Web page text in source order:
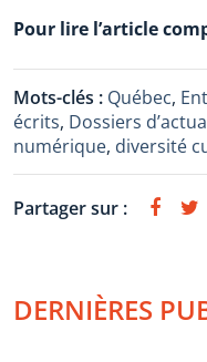
Pour lire l’article
Mots-clés : Québec,
écrits, Dossiers
numérique, diversité
Partager sur :
DERNIÈRES